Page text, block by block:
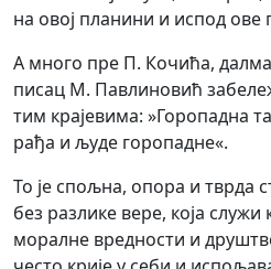
на овој планини и испод ове
А много пре П. Кочића,
писац М. Павлиновић
тим крајевима: »Горопадна
рађа и људе горопадне«.
То је спољна, опора и тврда
без разлике вере, која
моралне вредности и